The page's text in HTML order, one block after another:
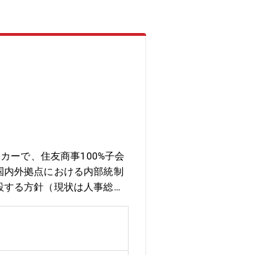
ーで、住友商事100%子会
外拠点における内部統制
る方針（現状は人事総務